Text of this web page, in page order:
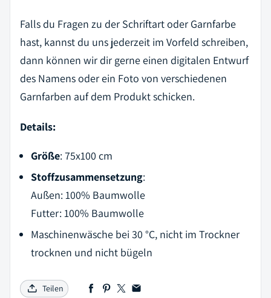
Falls du Fragen zu der Schriftart oder Garnfarbe
hast, kannst du uns jederzeit im Vorfeld schreiben,
dann können wir dir gerne einen digitalen Entwurf
des Namens oder ein Foto von verschiedenen
Garnfarben auf dem Produkt schicken.
Details:
Größe: 75x100 cm
Stoffzusammensetzung:
Außen: 100% Baumwolle
Futter: 100% Baumwolle
Maschinenwäsche bei 30 °C, nicht im Trockner
trocknen und nicht bügeln
Teilen